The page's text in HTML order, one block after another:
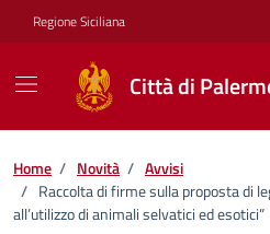
Vai ai contenuti
Vai al footer
Regione Siciliana
Città di
Home / Novità / Avvisi
/ Raccolta di firme sulla proposta di
all’utilizzo di animali selvatici ed esotici”